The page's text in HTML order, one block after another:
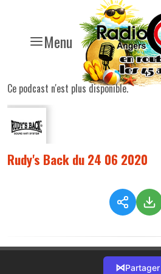
Menu
Ce podcast n'est plus disponible.
Rudy's Back du 24 06 2020
⋈Partager